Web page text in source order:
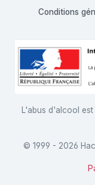
Conditions
L'abus d'alcool
© 1999 - 2026